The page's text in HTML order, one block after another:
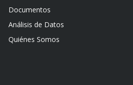
Documentos
Análisis de Datos
Quiénes Somos